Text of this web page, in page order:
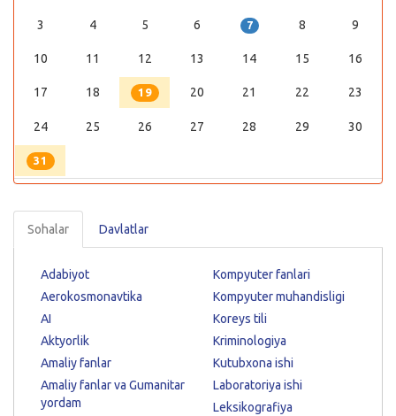
3 4 5 6 7 8 9
10 11 12 13 14 15 16
17 18 19 20 21 22 23
24 25 26 27 28 29 30
31
Sohalar Davlatlar
Adabiyot
Aerokosmonavtika
AI
Aktyorlik
Amaliy fanlar
Amaliy fanlar va Gumanitar
yordam
Kompyuter fanlari
Kompyuter muhandisligi
Koreys tili
Kriminologiya
Kutubxona ishi
Laboratoriya ishi
Leksikografiya